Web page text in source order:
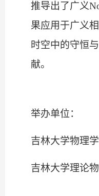
推导出了广义
果应用于广义
时空中的守恒
献。
举办单位：
吉林大学物理
吉林大学理论